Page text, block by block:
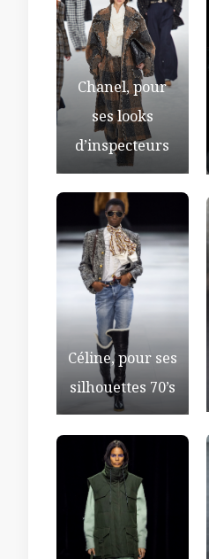
Chanel, pour
ses looks
d’inspecteurs
Céline, pour ses
silhouettes 70’s